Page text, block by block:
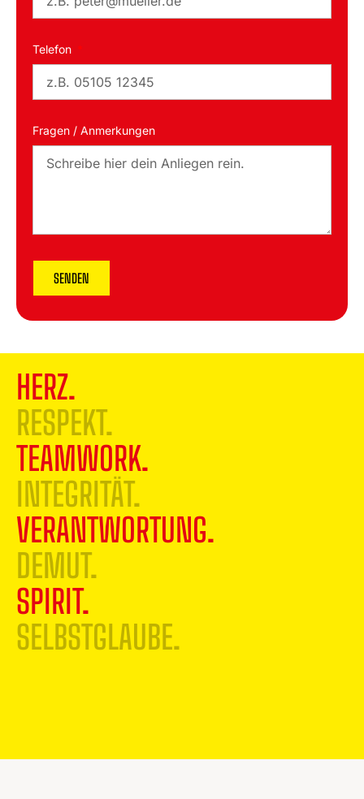
Telefon
Fragen / Anmerkungen
SENDEN
HERZ.
RESPEKT.
TEAMWORK.
INTEGRITÄT.
VERANTWORTUNG.
DEMUT.
SPIRIT.
SELBSTGLAUBE.